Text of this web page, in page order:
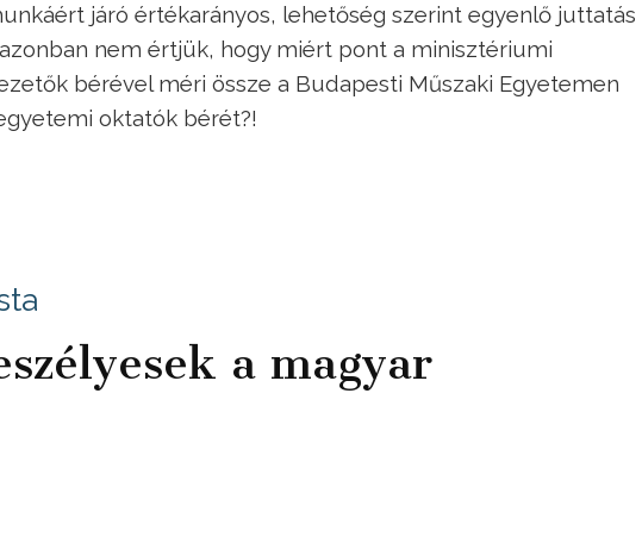
járó értékarányos, lehetőség szerint egyenlő juttatás
nem értjük, hogy miért pont a minisztériumi
bérével méri össze a Budapesti Műszaki Egyetemen
oktatók bérét?!
a magyar